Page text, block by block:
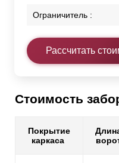
Ограничитель :
Рассчитать
Стоимость
Покрытие
каркаса